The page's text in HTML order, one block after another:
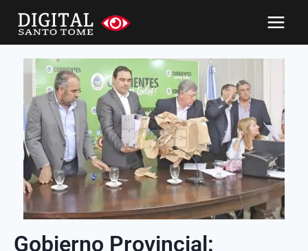
Gobierno Provincial: